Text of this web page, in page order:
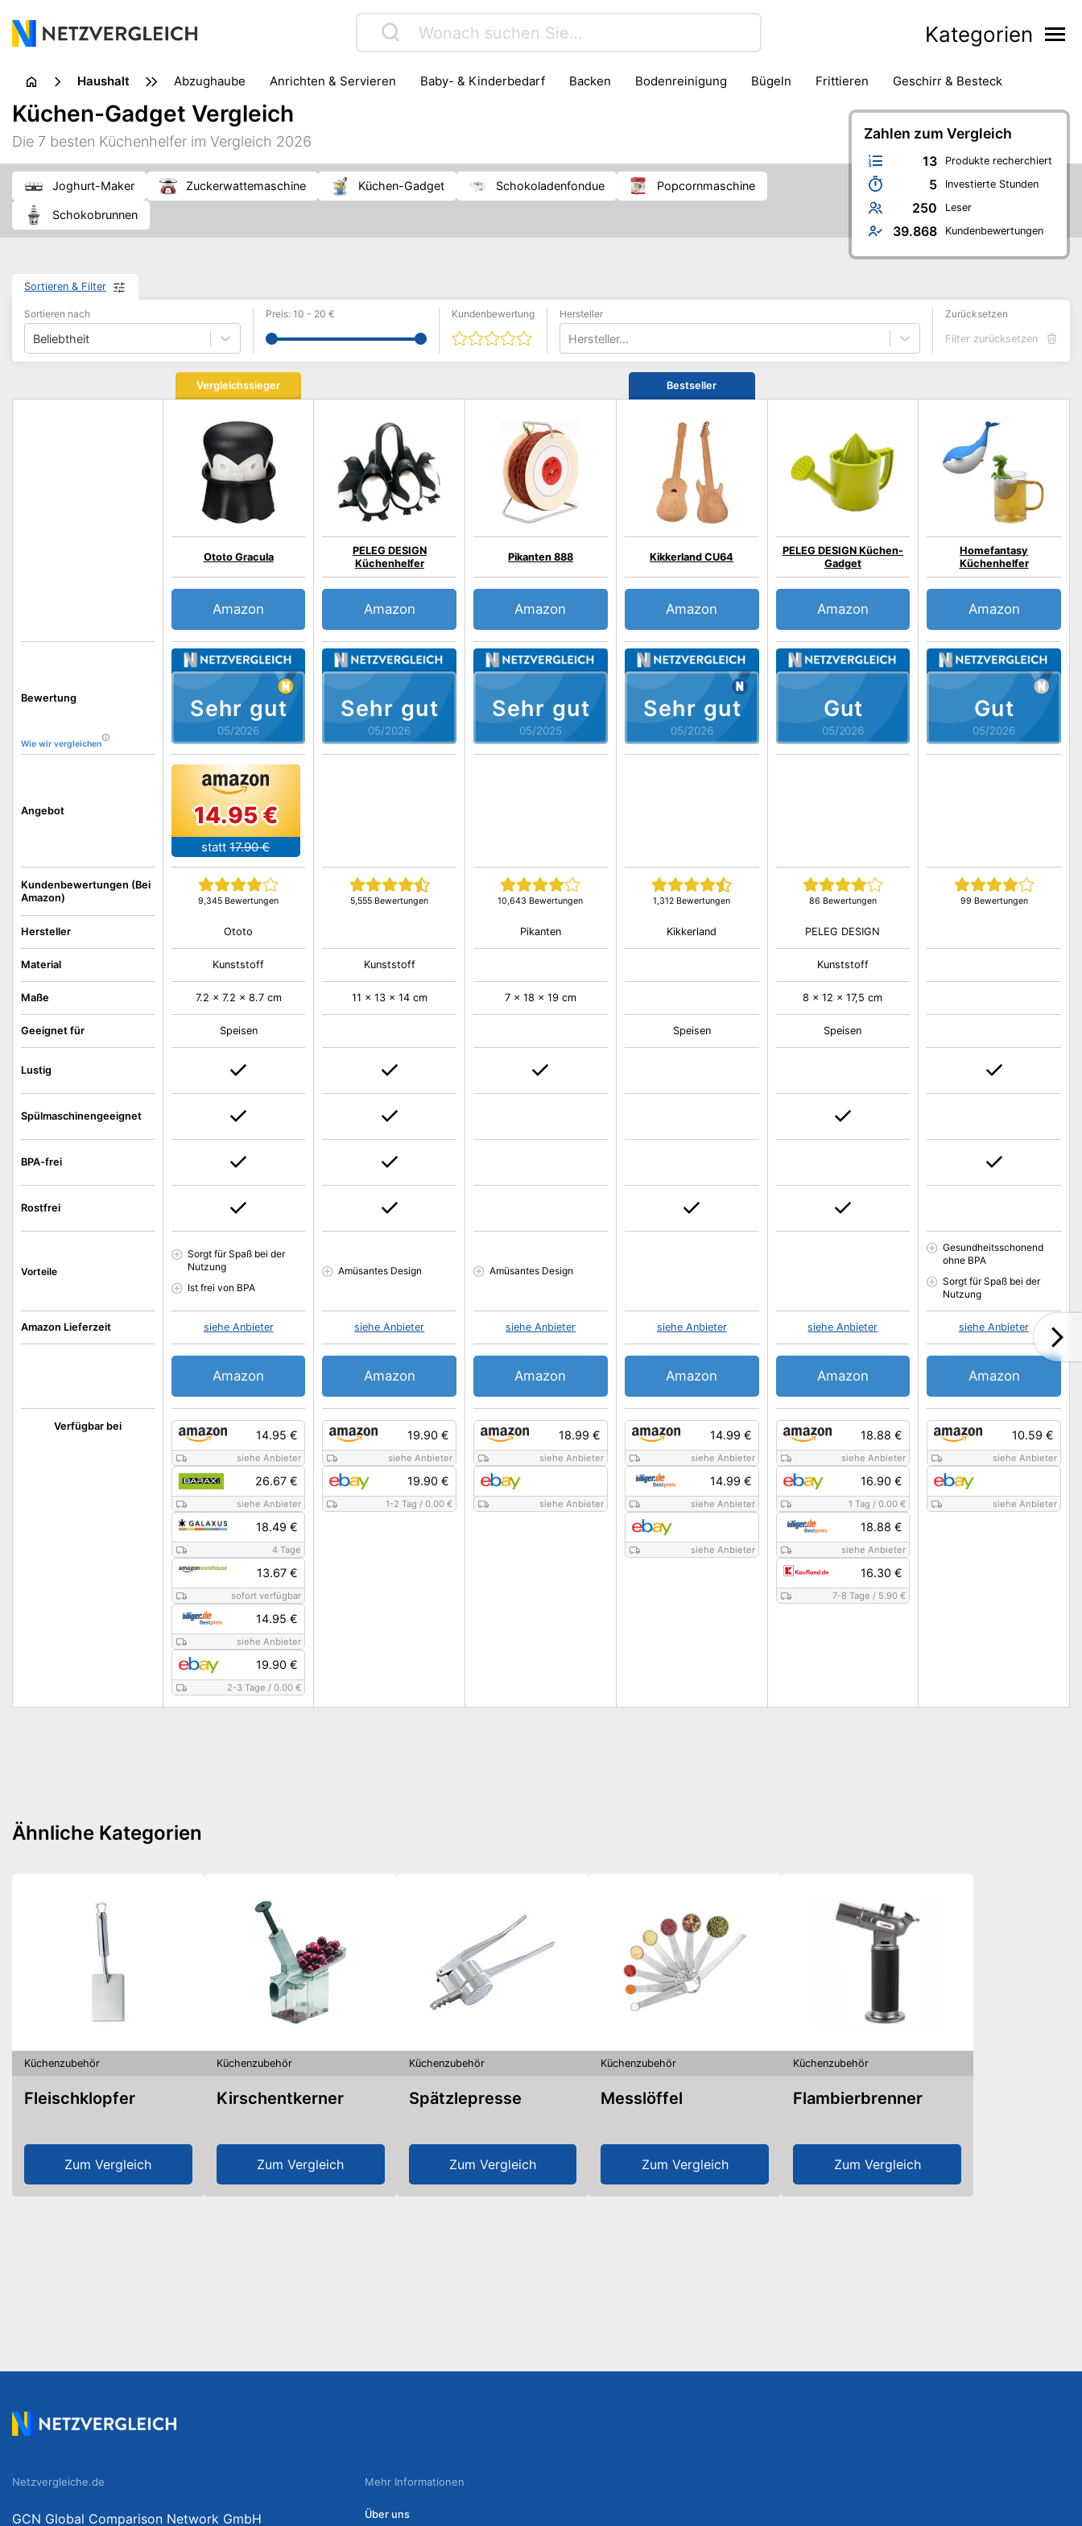
Kategorien
Haushalt Abzughaube Anrichten & Servieren Baby- & Kinderbedarf Backen Bodenreinigung Bügeln Frittieren
Geschirr & Besteck
Geschirrreinigung
Kaffeezubereitung
Kanne & Karaffe
Küchenkleingerät
Küchenmühle Küchenzubehör Saftpresse & Entsafter
Schneidegerät
Zahlen zum Vergleich
13 Produkte recherchiert
5 Investierte Stunden
250 Leser
39.868 Kundenbewertungen
Küchen-Gadget Vergleich
Die 7 besten Küchenhelfer im Vergleich 2026
Joghurt-Maker Zuckerwattemaschine Küchen-Gadget Schokoladenfondue Popcornmaschine
Schokobrunnen
Sortieren & Filter
Sortieren nach
Beliebtheit
Preis: 10 - 20 € Kundenbewertung Hersteller
Hersteller...
Zurücksetzen
Filter zurücksetzen
Bewertung
Wie wir vergleichen
Kundenbewertungen (Bei
Amazon)
Angebot
Verfügbar bei
Hersteller
Material
Maße
Geeignet für
Lustig
Spülmaschinengeeignet
BPA-frei
Rostfrei
Vorteile
Amazon Lieferzeit
Vergleichssieger
Sehr gut
05/2026
Ototo Gracula
9,345 Bewertungen
Amazon
14.95 €
statt 17.90 €
14.95 €
siehe Anbieter
26.67 €
siehe Anbieter
18.49 €
4 Tage
13.67 €
sofort verfügbar
14.95 €
siehe Anbieter
19.90 €
2-3 Tage /0.00 €
Ototo
Kunststoff
7.2 x 7.2 x 8.7 cm
Speisen
Sorgt für Spaß bei der
Nutzung
Ist frei von BPA
siehe Anbieter
Amazon
Sehr gut
05/2026
PELEG DESIGN
Küchenhelfer
5,555 Bewertungen
Amazon
19.90 €
siehe Anbieter
19.90 €
1-2 Tag /0.00 €
Kunststoff
11 x 13 x 14 cm
Amüsantes Design
siehe Anbieter
Amazon
Sehr gut
05/2025
Pikanten 888
10,643 Bewertungen
Amazon
18.99 €
siehe Anbieter
siehe Anbieter
Pikanten
7 x 18 x 19 cm
Amüsantes Design
siehe Anbieter
Amazon
Bestseller
Sehr gut
05/2026
Kikkerland CU64
1,312 Bewertungen
Amazon
14.99 €
siehe Anbieter
14.99 €
siehe Anbieter
siehe Anbieter
Kikkerland
Speisen
siehe Anbieter
Amazon
Gut
05/2026
PELEG DESIGN Küchen-
Gadget
86 Bewertungen
Amazon
18.88 €
siehe Anbieter
16.90 €
1 Tag /0.00 €
18.88 €
siehe Anbieter
16.30 €
7-8 Tage / 5.90 €
PELEG DESIGN
Kunststoff
8 x 12 x 17,5 cm
Speisen
siehe Anbieter
Amazon
Gut
05/2026
Homefantasy
Küchenhelfer
99 Bewertungen
Amazon
10.59 €
siehe Anbieter
siehe Anbieter
Gesundheitsschonend
ohne BPA
Sorgt für Spaß bei der
Nutzung
siehe Anbieter
Amazon
Ähnliche Kategorien
Küchenzubehör
Fleischklopfer
Zum Vergleich
Küchenzubehör
Kirschentkerner
Zum Vergleich
Küchenzubehör
Spätzlepresse
Zum Vergleich
Küchenzubehör
Messlöffel
Zum Vergleich
Küchenzubehör
Flambierbrenner
Zum Vergleich
Netzvergleiche.de
GCN Global Comparison Network GmbH
Mehr Informationen
Über uns